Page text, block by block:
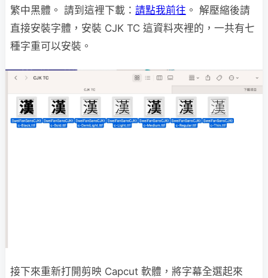
繁中黑體。 請到這裡下載： 請點我前往 。 解壓縮後請
直接安裝字體，安裝 CJK TC 這資料夾裡的，一共有七
種字重可以安裝。
接下來重新打開剪映 Capcut 軟體，將字幕全選起來